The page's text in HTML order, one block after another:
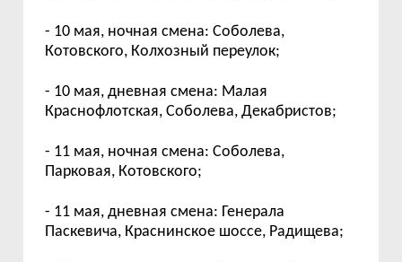
- 10 мая, ночная смена: Соболева,
Котовского, Колхозный переулок;
- 10 мая, дневная смена: Малая
Краснофлотская, Соболева, Декабристов;
- 11 мая, ночная смена: Соболева,
Парковая, Котовского;
- 11 мая, дневная смена: Генерала
Паскевича, Краснинское шоссе, Радищева;